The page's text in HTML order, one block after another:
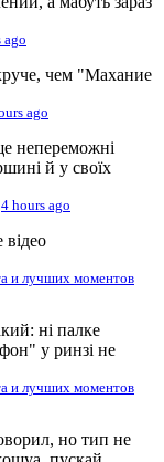
ago
чем "Махание
ago
непереможні
й у своїх
4 hours ago
відео
и лучших моментов
ні палке
у ринзі не
и лучших моментов
но тип не